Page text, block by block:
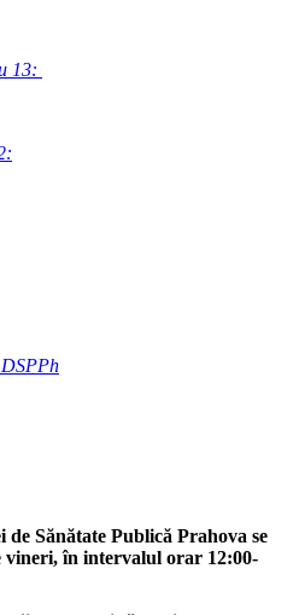
13:
Sănătate Publică Prahova se
vineri, în intervalul orar 12:00-